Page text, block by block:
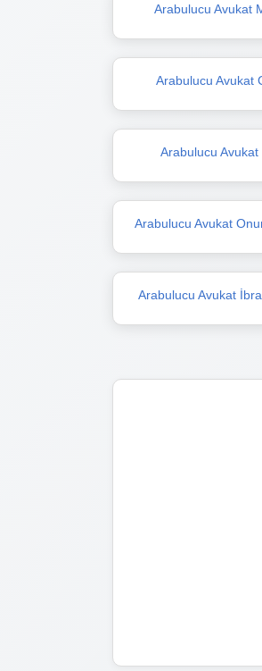
Arabulucu Avukat
Arabulucu Avukat
Arabulucu Avukat
Arabulucu Avukat
Arabulucu Avukat